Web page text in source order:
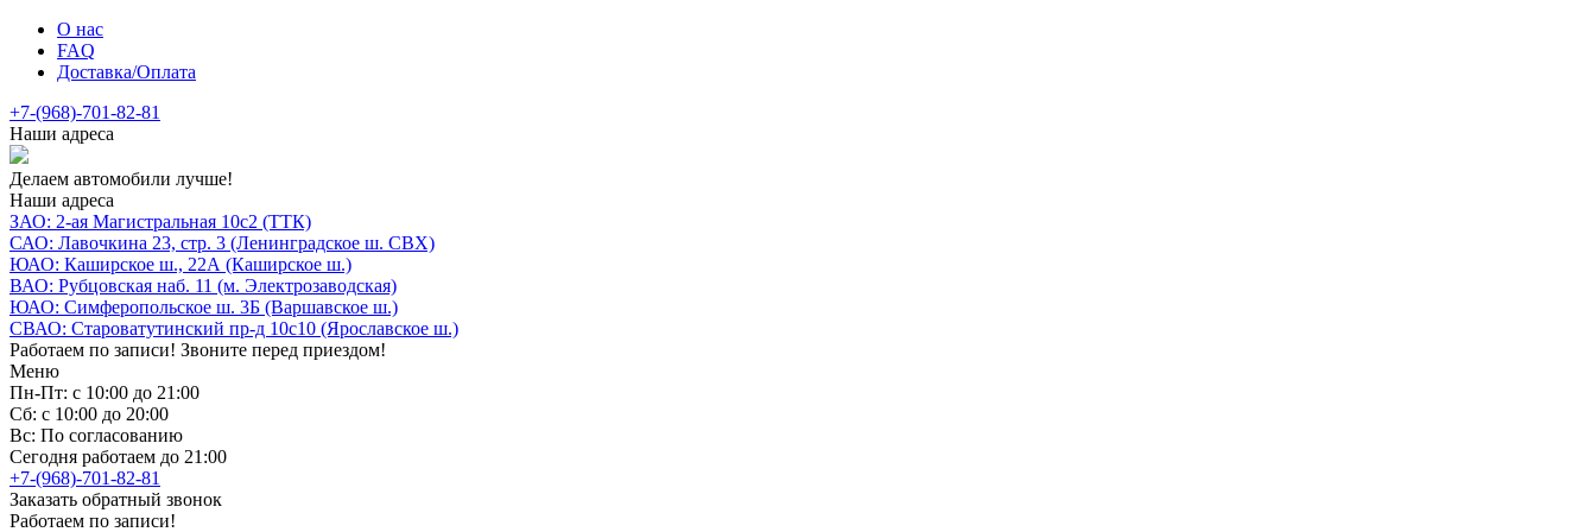
О нас
FAQ
Доставка/Оплата
+7-(968)-701-82-81
Наши адреса
Делаем автомобили лучше!
Наши адреса
ЗАО: 2-ая Магистральная 10с2 (ТТК)
САО: Лавочкина 23, стр. 3 (Ленинградское ш. СВХ)
ЮАО: Каширское ш., 22А (Каширское ш.)
ВАО: Рубцовская наб. 11 (м. Электрозаводская)
ЮАО: Симферопольское ш. 3Б (Варшавское ш.)
СВАО: Староватутинский пр-д 10с10 (Ярославское ш.)
Работаем по записи! Звоните перед приездом!
Меню
Пн-Пт: с 10:00 до 21:00
Сб: с 10:00 до 20:00
Вс: По согласованию
Сегодня работаем до 21:00
+7-(968)-701-82-81
Заказать обратный звонок
Работаем по записи!